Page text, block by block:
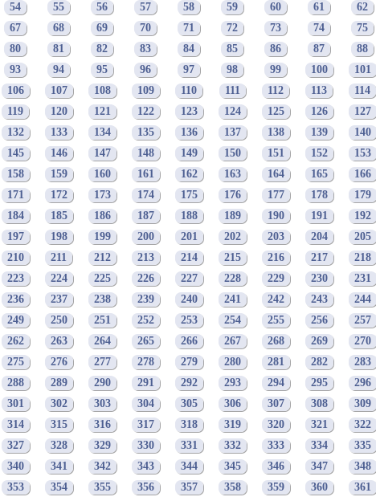
54
55 56 57 58 59 60 61 62
67
68 69 70 71 72 73 74 75
80
81 82 83 84 85 86 87 88
93
94 95 96 97 98 99 100 101
106
107 108 109 110 111 112 113 114
119
120 121 122 123 124 125 126 127
132
133 134 135 136 137 138 139 140
145
146 147 148 149 150 151 152 153
158
159 160 161 162 163 164 165 166
171
172 173 174 175 176 177 178 179
184
185 186 187 188 189 190 191 192
197
198 199 200 201 202 203 204 205
210
211 212 213 214 215 216 217 218
223
224 225 226 227 228 229 230 231
236
237 238 239 240 241 242 243 244
249
250 251 252 253 254 255 256 257
262
263 264 265 266 267 268 269 270
275
276 277 278 279 280 281 282 283
288
289 290 291 292 293 294 295 296
301
302 303 304 305 306 307 308 309
314
315 316 317 318 319 320 321 322
327
328 329 330 331 332 333 334 335
340
341 342 343 344 345 346 347 348
353
354 355 356 357 358 359 360 361